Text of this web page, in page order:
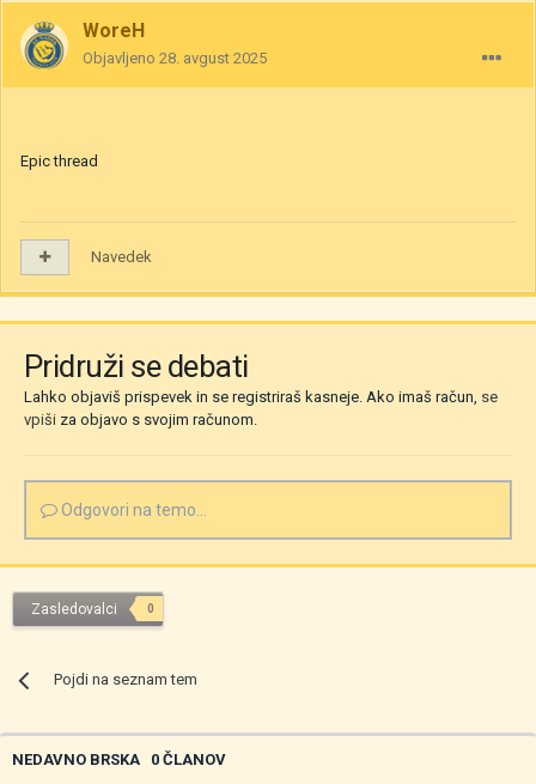
WoreH
Objavljeno 28. avgust 2025
Epic thread
Navedek
Pridruži se debati
Lahko objaviš prispevek in se registriraš kasneje. Ako imaš račun, se
vpiši za objavo s svojim računom.
Odgovori na temo...
Zasledovalci 0
Pojdi na seznam tem
NEDAVNO BRSKA 0 ČLANOV